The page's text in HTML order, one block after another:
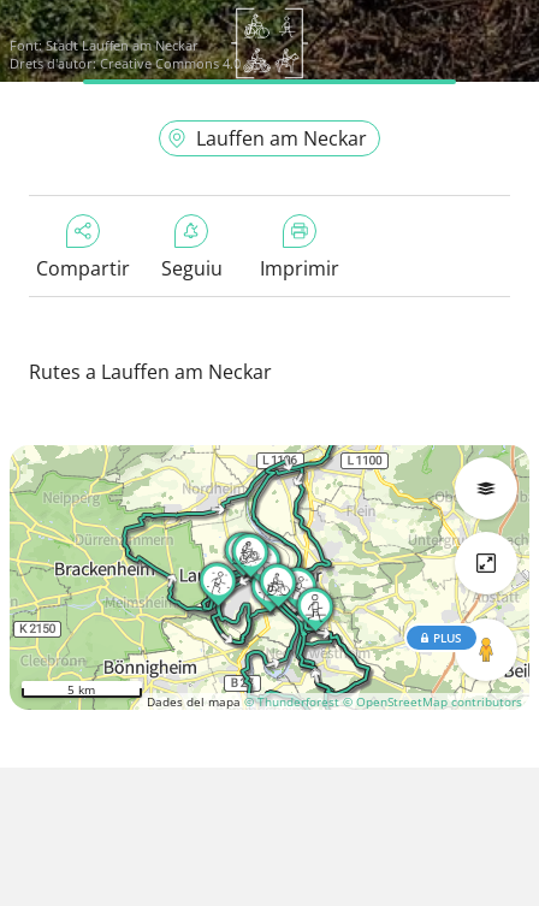
Font:Stadt Lauffen am Neckar
Drets d'autor: Creative Commons 4.0
Lauffen am Neckar
Compartir Seguiu Imprimir
Rutes a Lauffen am Neckar
Dades del mapa© Thunderforest © OpenStreetMap contributors
PLUS
5 km